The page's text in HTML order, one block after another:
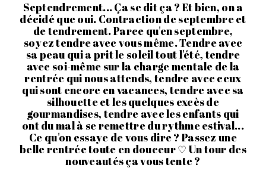
Septendrement... Ça se dit ça ? Et bien, on a
décidé que oui. Contraction de septembre et
de tendrement. Parce qu'en septembre,
soyez tendre avec vous même. Tendre avec
sa peau qui a prit le soleil tout l'été, tendre
avec soi-même sur la charge mentale de la
rentrée qui nous attends, tendre avec ceux
qui sont encore en vacances, tendre avec sa
silhouette et les quelques excès de
gourmandises, tendre avec les enfants qui
ont du mal à se remettre du rythme estival...
Ce qu'on essaye de vous dire ? Passez une
belle rentrée toute en douceur ♡ Un tour des
nouveautés ça vous tente ?